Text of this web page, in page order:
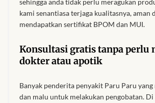
sehingga anda tidak perlu meragukan
kami senantiasa terjaga kualitasnya, aman
mendapatkan sertifikat BPOM dan MUI.
Konsultasi gratis tanpa perlu
dokter atau apotik
Banyak penderita penyakit Paru Paru yang
dan malu untuk melakukan pengobatan.